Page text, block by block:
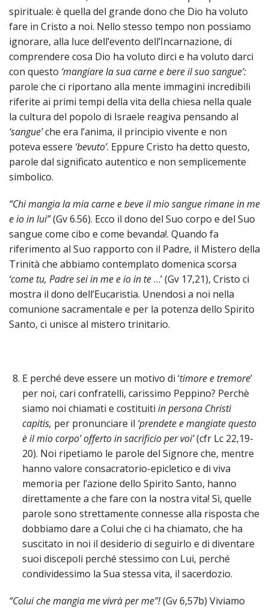
spirituale: è quella del grande dono che Dio ha voluto
fare in Cristo a noi. Nello stesso tempo non possiamo
ignorare, alla luce dell’evento dell’Incarnazione, di
comprendere cosa Dio ha voluto dirci e ha voluto darci
con questo ‘mangiare la sua carne e bere il suo sangue’:
parole che ci riportano alla mente immagini incredibili
riferite ai primi tempi della vita della chiesa nella quale
la cultura del popolo di Israele reagiva pensando al
‘sangue’che era l’anima, il principio vivente e non
poteva essere ‘bevuto’. Eppure Cristo ha detto questo,
parole dal significato autentico e non semplicemente
simbolico.
“Chi mangia la mia carne e beve il mio sangue rimane in me
e io in lui”(Gv 6.56). Ecco il dono del Suo corpo e del Suo
sangue come cibo e come bevanda!. Quando fa
riferimento al Suo rapporto con il Padre, il Mistero della
Trinità che abbiamo contemplato domenica scorsa
‘come tu, Padre sei in me e io in te…’ (Gv 17,21), Cristo ci
mostra il dono dell’Eucaristia. Unendosi a noi nella
comunione sacramentale e per la potenza dello Spirito
Santo, ci unisce al mistero trinitario.
E perché deve essere un motivo di ‘timore e tremore’
per noi, cari confratelli, carissimo Peppino? Perchè
siamo noi chiamati e costituitiin persona Christi
capitis, per pronunciare il ‘prendete e mangiate questo
è il mio corpo’ offerto in sacrificio per voi’(cfr Lc 22,19-
20). Noi ripetiamo le parole del Signore che, mentre
hanno valore consacratorio-epicletico e di viva
memoria per l’azione dello Spirito Santo, hanno
direttamente a che fare con la nostra vita! Sì, quelle
parole sono strettamente connesse alla risposta che
dobbiamo dare a Colui che ci ha chiamato, che ha
suscitato in noi il desiderio di seguirlo e di diventare
suoi discepoli perché stessimo con Lui, perché
condividessimo la Sua stessa vita, il sacerdozio.
“Colui che mangia me vivrà per me”!(Gv 6,57b) Viviamo